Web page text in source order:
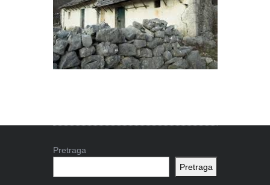
Pretraga
Pretraga